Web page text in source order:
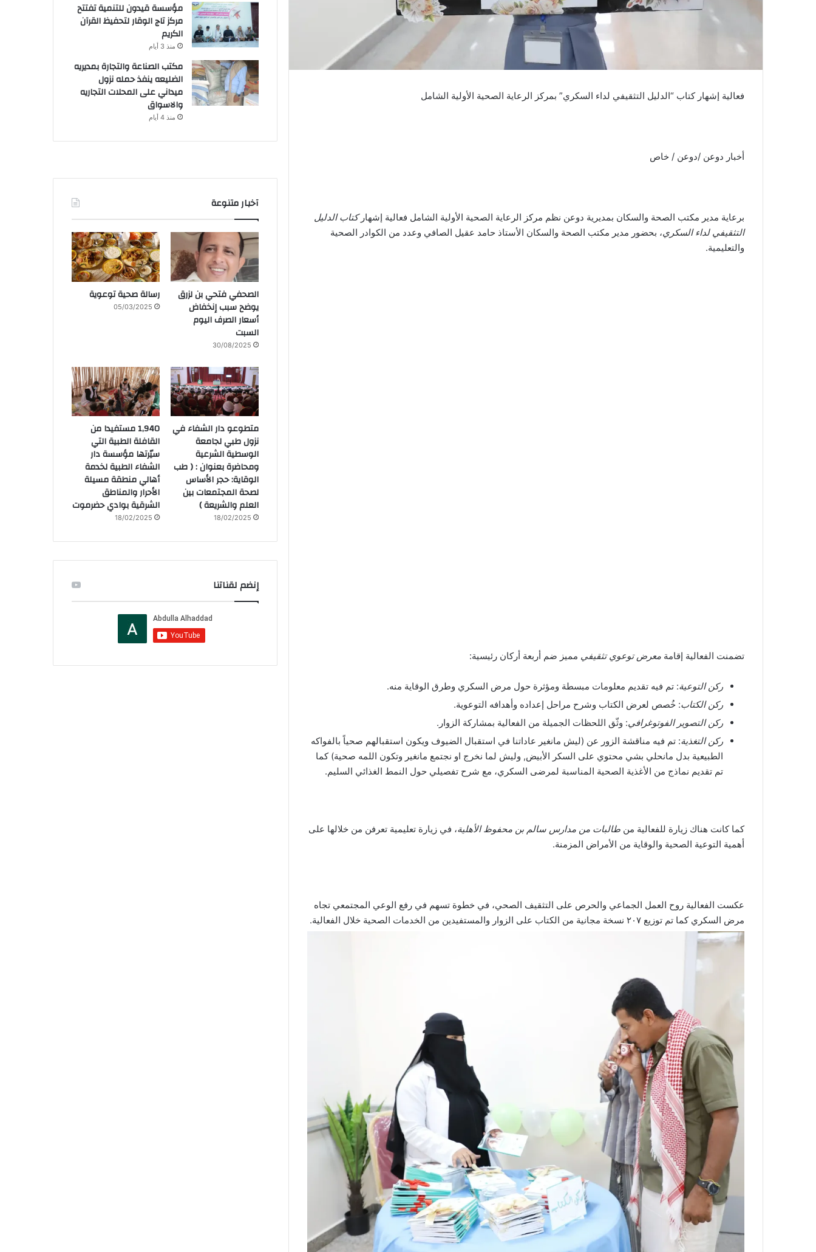
فعالية إشهار كتاب “الدليل التثقيفي لداء السكري” بمركز الرعاية الصحية الأولية الشامل
أخبار دوعن /دوعن / خاص
برعاية مدير مكتب الصحة والسكان بمديرية دوعن نظم مركز الرعاية الصحية الأولية الشامل فعالية إشهاركتاب الدليل
التثقيفي لداء السكري، بحضور مدير مكتب الصحة والسكان الأستاذ حامد عقيل الصافي وعدد من الكوادر الصحية
والتعليمية.
تضمنت الفعالية إقامة معرض توعوي تثقيفي مميز ضم أربعة أركان رئيسية:
ركن التوعية: تم فيه تقديم معلومات مبسطة ومؤثرة حول مرض السكري وطرق الوقاية منه.
ركن الكتاب: خُصص لعرض الكتاب وشرح مراحل إعداده وأهدافه التوعوية.
ركن التصوير الفوتوغرافي: وثّق اللحظات الجميلة من الفعالية بمشاركة الزوار.
ركن التغذية: تم فيه مناقشة الزور عن (ليش مانغير عاداتنا في استقبال الضيوف ويكون استقبالهم صحياً بالفواكه
الطبيعية بدل مانحلي بشي محتوي على السكر الأبيض, وليش لما نخرج او نجتمع مانغير وتكون اللمه صحية) كما
تم تقديم نماذج من الأغذية الصحية المناسبة لمرضى السكري، مع شرح تفصيلي حول النمط الغذائي السليم.
كما كانت هناك زيارة للفعالية من طالبات من مدارس سالم بن محفوظ الأهلية، في زيارة تعليمية تعرفن من خلالها على
أهمية التوعية الصحية والوقاية من الأمراض المزمنة.
عكست الفعالية روح العمل الجماعي والحرص على التثقيف الصحي، في خطوة تسهم في رفع الوعي المجتمعي تجاه
مرض السكري كما تم توزيع ٢٠٧ نسخة مجانية من الكتاب على الزوار والمستفيدين من الخدمات الصحية خلال الفعالية.
مؤسسة قيدون للتنمية تفتتح
مركز تاج الوقار لتحفيظ القرآن
الكريم
منذ 3 أيام
مكتب الصناعة والتجارة بمديريه
الضليعه ينفذ حمله نزول
ميداني على المحلات التجاريه
والاسواق
منذ 4 أيام
آخبار متنوعة
الصحفي فتحي بن لزرق
يوضح سبب إنخفاض
أسعار الصرف اليوم
السبت
30/08/2025
رسالة صحية توعوية
05/03/2025
متطوعو دار الشفاء في
نزول طبي لجامعة
الوسطية الشرعية
ومحاضرة بعنوان : ( طب
الوقاية: حجر الأساس
لصحة المجتمعات بين
العلم والشريعة )
18/02/2025
1,940 مستفيدا من
القافلة الطبية التي
سيّرتها مؤسسة دار
الشفاء الطبية لخدمة
أهالي منطقة مسيلة
الأحرار والمناطق
الشرقية بوادي حضرموت
18/02/2025
إنضم لقناتنا